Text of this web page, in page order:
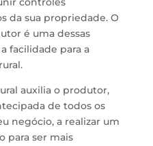
da sua propriedade. O
é uma dessas
facilidade para a
auxilia o produtor,
de todos os
negócio, a realizar um
para ser mais